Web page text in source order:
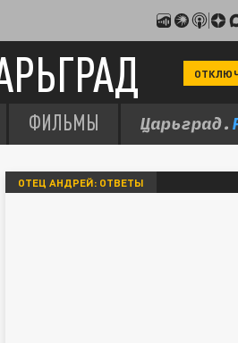
ФИЛЬМЫ
ОТЕЦ АНДРЕЙ: ОТВЕТЫ